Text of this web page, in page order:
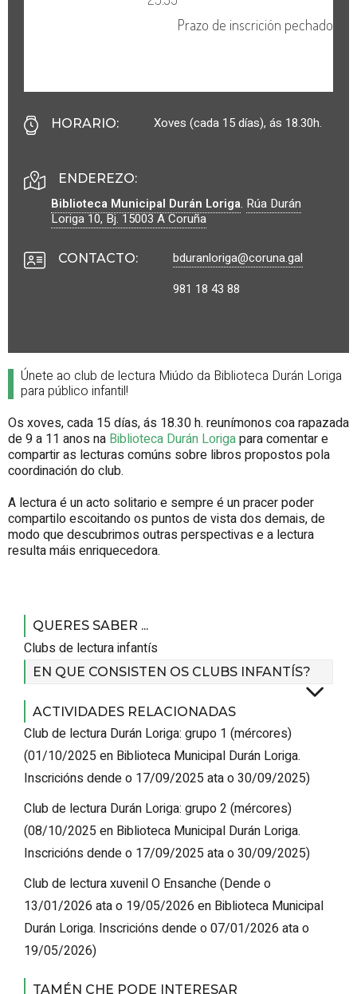
HORARIO: Xoves (cada 15 días), ás 18.30h.
ENDEREZO:
Biblioteca Municipal Durán Loriga. Rúa Durán
Loriga 10, Bj.15003A Coruña
CONTACTO:
bduranloriga@coruna.gal
981 18 43 88
Únete ao club de lectura Miúdo da Biblioteca Durán Loriga
para público infantil!
Os xoves, cada 15 días, ás 18.30 h. reunímonos coa rapazada
de 9 a 11 anos na Biblioteca Durán Lorigapara comentar e
compartir as lecturas comúns sobre libros propostos pola
coordinación do club.
A lectura é un acto solitario e sempre é un pracer poder
compartilo escoitando os puntos de vista dos demais, de
modo que descubrimos outras perspectivas e a lectura
resulta máis enriquecedora.
QUERES SABER ...
Clubs de lectura infantís
EN QUE CONSISTEN OS CLUBS INFANTÍS?
ACTIVIDADES RELACIONADAS
Club de lectura Durán Loriga: grupo 1 (mércores)
(01/10/2025 en Biblioteca Municipal Durán Loriga.
Inscricións dende o 17/09/2025 ata o 30/09/2025)
Club de lectura Durán Loriga: grupo 2 (mércores)
(08/10/2025 en Biblioteca Municipal Durán Loriga.
Inscricións dende o 17/09/2025 ata o 30/09/2025)
Club de lectura xuvenil O Ensanche(Dende o
13/01/2026 ata o 19/05/2026 en Biblioteca Municipal
Durán Loriga. Inscricións dende o 07/01/2026 ata o
19/05/2026)
TAMÉN CHE PODE INTERESAR